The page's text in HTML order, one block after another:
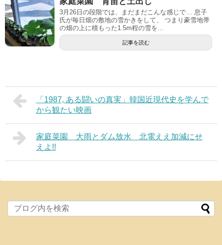
3月26日の段階では、まだまだこんな感じで… 息子
氏が毎日畑の敷地の雪かきをして、 つまり豪雪地帯
の畑の上に積もった1.5m程の雪を...
記事を読む
「1987, ある闘いの真実」韓国近現代史を学んで
から観たい映画
家庭菜園 大雨とダム放水 北電ええ加減にせ
えよ!!